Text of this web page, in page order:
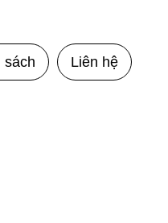
sách Liên hệ